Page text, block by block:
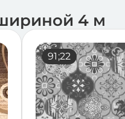
4 м
14;23 91;22